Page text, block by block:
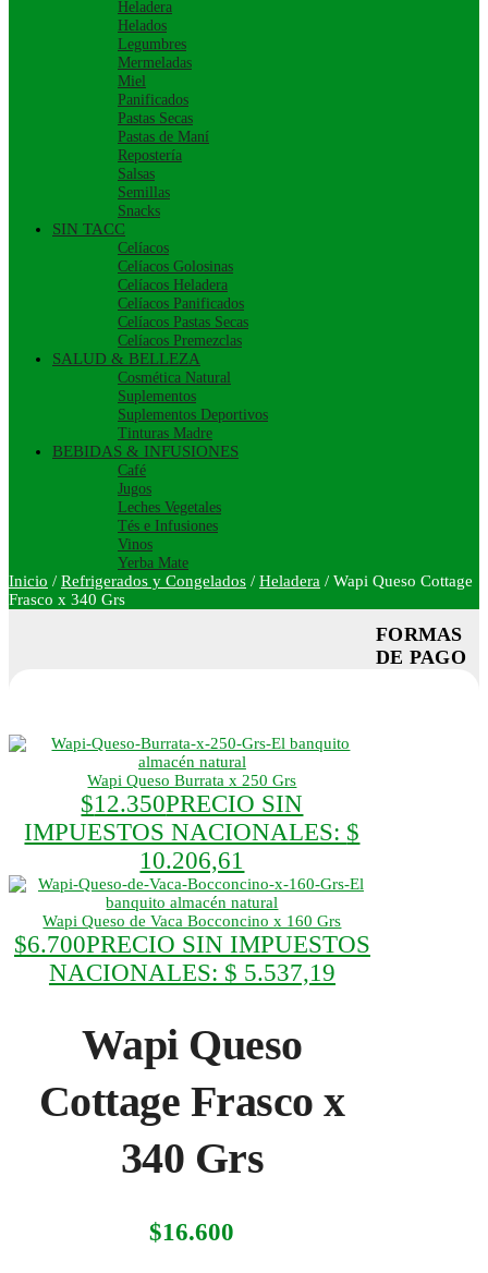
Heladera
Helados
Legumbres
Mermeladas
Miel
Panificados
Pastas Secas
Pastas de Maní
Repostería
Salsas
Semillas
Snacks
SIN TACC
Celíacos
Celíacos Golosinas
Celíacos Heladera
Celíacos Panificados
Celíacos Pastas Secas
Celíacos Premezclas
SALUD & BELLEZA
Cosmética Natural
Suplementos
Suplementos Deportivos
Tinturas Madre
BEBIDAS & INFUSIONES
Café
Jugos
Leches Vegetales
Tés e Infusiones
Vinos
Yerba Mate
Inicio / Refrigerados y Congelados / Heladera / Wapi Queso Cottage
Frasco x 340 Grs
Wapi Queso Burrata x 250 Grs
$12.350PRECIO SIN
IMPUESTOS NACIONALES: $
10.206,61
Wapi Queso de Vaca Bocconcino x 160 Grs
$6.700PRECIO SIN IMPUESTOS
NACIONALES: $ 5.537,19
Wapi Queso
Cottage Frasco x
340 Grs
$16.600
FORMAS
DE PAGO